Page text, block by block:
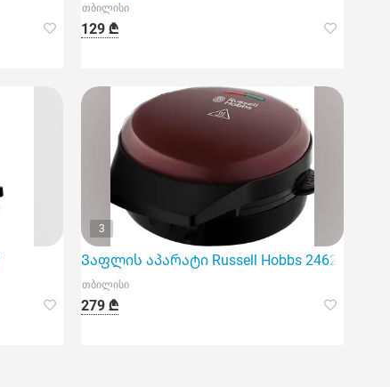
თბილისი
129 ₾
3
Ვაფლის აპარატი Russell Hobbs 24620-56/RH
თბილისი
279 ₾